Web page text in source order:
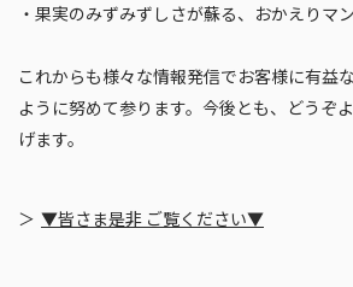
・果実のみずみずしさが蘇る、おかえりマ
これからも様々な情報発信でお客様に有益
ように努めて参ります。今後とも、どうぞ
げます。
▼皆さま是非 ご覧ください▼